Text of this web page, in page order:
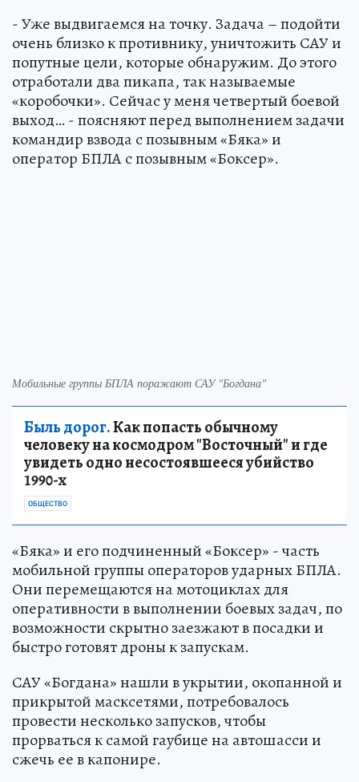
- Уже выдвигаемся на точку. Задача – подойти
очень близко к противнику, уничтожить САУ и
попутные цели, которые обнаружим. До этого
отработали два пикапа, так называемые
«коробочки». Сейчас у меня четвертый боевой
выход… - поясняют перед выполнением задачи
командир взвода с позывным «Бяка» и
оператор БПЛА с позывным «Боксер».
Мобильные группы БПЛА поражают САУ "Богдана"
Быль дорог.Как попасть обычному
человеку на космодром "Восточный" и где
увидеть одно несостоявшееся убийство
1990-х
ОБЩЕСТВО
«Бяка» и его подчиненный «Боксер» - часть
мобильной группы операторов ударных БПЛА.
Они перемещаются на мотоциклах для
оперативности в выполнении боевых задач, по
возможности скрытно заезжают в посадки и
быстро готовят дроны к запускам.
САУ «Богдана» нашли в укрытии, окопанной и
прикрытой масксетями, потребовалось
провести несколько запусков, чтобы
прорваться к самой гаубице на автошасси и
сжечь ее в капонире.